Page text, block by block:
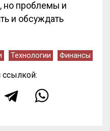
но проблемы и
и обсуждать
Технологии Финансы
ссылкой: